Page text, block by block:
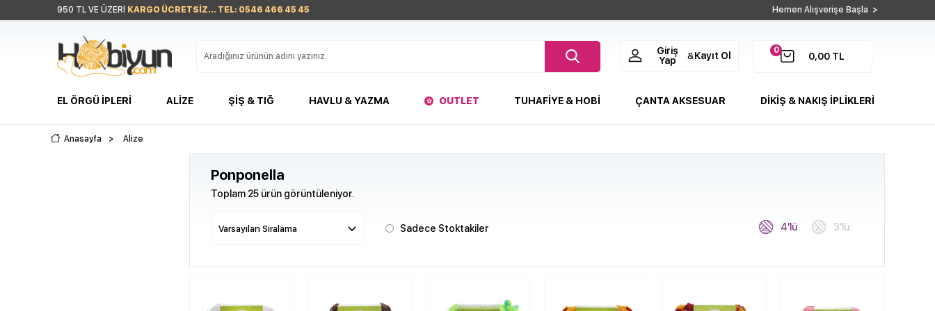
950 TL VE ÜZERİ KARGO ÜCRETSİZ... TEL: 0546 466 45 45 Hemen Alışverişe Başla >
0
0,00 TL
Giriş
Yap
& Kayıt Ol
EL ÖRGÜ İPLERI ALIZE ŞIŞ & TIĞ HAVLU & YAZMA OUTLET TUHAFIYE & HOBI ÇANTA AKSESUAR DİKİŞ & NAKIŞ İPLİKLERİ
Anasayfa > Alize
Ponponella
Toplam 25 ürün görüntüleniyor.
Sadece Stoktakiler 4'lü 3'lü